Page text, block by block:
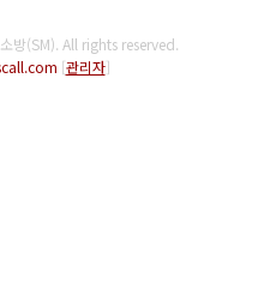
(SM). All rights reserved.
[관리자]